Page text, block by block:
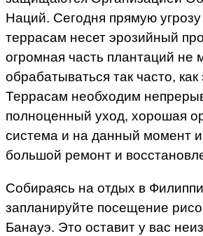
Наций. Сегодня прямую
террасам несет эрозийный
огромная часть плантаций не
обрабатываться так часто,
Террасам необходим
полноценный уход, хорошая
система и на данный момент
большой ремонт и
Собираясь на отдых в
запланируйте посещение
Банауэ. Это оставит у вас